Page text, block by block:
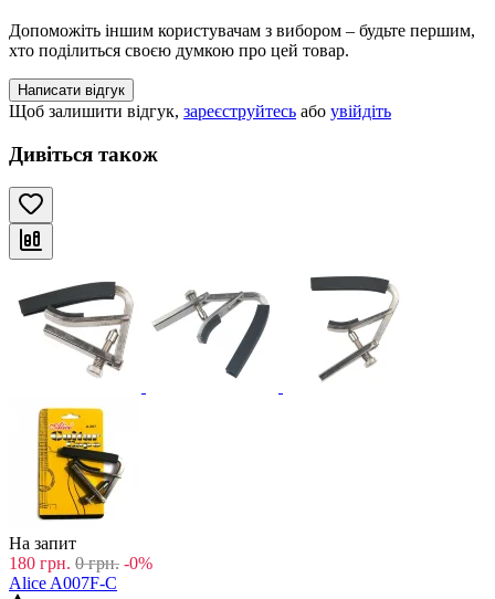
Допоможіть іншим користувачам з вибором – будьте першим,
хто поділиться своєю думкою про цей товар.
Написати відгук
Щоб залишити відгук, зареєструйтесь або увійдіть
Дивіться також
На запит
180 грн. 0 грн. -0%
Alice A007F-C